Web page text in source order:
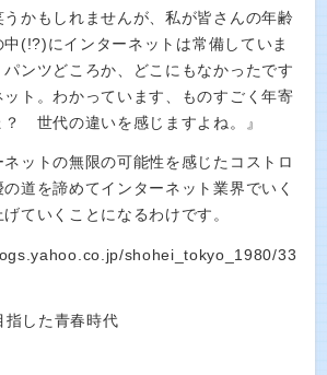
かもしれませんが、私が皆さんの年齢
(!?)にインターネットは常備していま
ンツどころか、どこにもなかったです
ト。わかっています、ものすごく年寄
？ 世代の違いを感じますよね。』
ットの無限の可能性を感じたコストロ
道を諦めてインターネット業界でいく
ていくことになるわけです。
shohei_tokyo_1980/33